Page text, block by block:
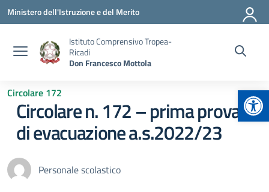
Vai ai contenuti
Vai al menu di navigazione
Vai al footer
Ministero dell'Istruzione e del Merito
Istituto Comprensivo Tropea-
Ricadi
Don Francesco Mottola
Circolare 172
Circolare n. 172 – prima prova
di evacuazione a.s.2022/23
Personale scolastico